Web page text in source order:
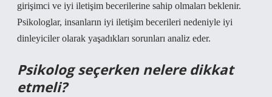
girişimci ve iyi iletişim becerilerine sahip olmaları beklenir.
Psikologlar, insanların iyi iletişim becerileri nedeniyle iyi
dinleyiciler olarak yaşadıkları sorunları analiz eder.
Psikolog seçerken nelere dikkat
etmeli?